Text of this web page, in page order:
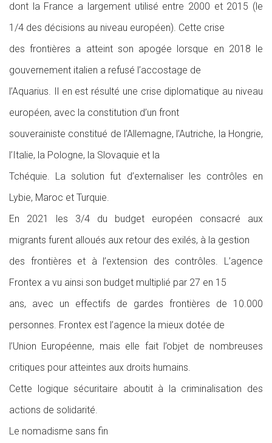
dont la France a largement utilisé entre 2000 et 2015 (le
1/4 des décisions au niveau européen). Cette crise
des frontières a atteint son apogée lorsque en 2018 le
gouvernement italien a refusé l’accostage de
l’Aquarius. Il en est résulté une crise diplomatique au niveau
européen, avec la constitution d’un front
souverainiste constitué de l’Allemagne, l’Autriche, la Hongrie,
l’Italie, la Pologne, la Slovaquie et la
Tchéquie. La solution fut d’externaliser les contrôles en
Lybie, Maroc et Turquie.
En 2021 les 3/4 du budget européen consacré aux
migrants furent alloués aux retour des exilés, à la gestion
des frontières et à l’extension des contrôles. L’agence
Frontex a vu ainsi son budget multiplié par 27 en 15
ans, avec un effectifs de gardes frontières de 10.000
personnes. Frontex est l’agence la mieux dotée de
l’Union Européenne, mais elle fait l’objet de nombreuses
critiques pour atteintes aux droits humains.
Cette logique sécuritaire aboutit à la criminalisation des
actions de solidarité.
Le nomadisme sans fin